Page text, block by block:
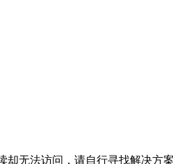
却无法访问，请自行寻找解决方案